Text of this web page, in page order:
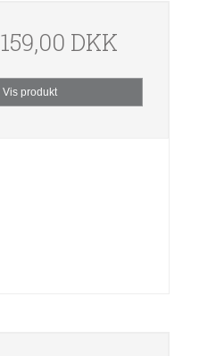
159,00 DKK
Vis produkt